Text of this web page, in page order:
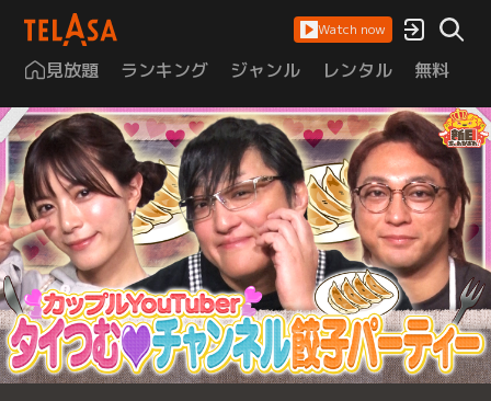
Watch now
見放題 ランキング ジャンル レンタル 無料